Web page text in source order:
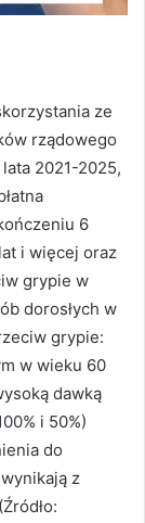
ze
rządowego
2021-2025,
6
i więcej oraz
grypie w
dorosłych w
grypie:
w wieku 60
dawką
i 50%)
do
z